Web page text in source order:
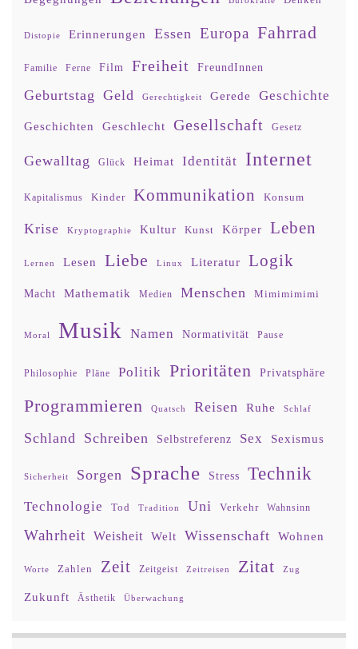
Distopie Erinnerungen Essen Europa Fahrrad
Familie Ferne Film Freiheit FreundInnen
Geburtstag Geld Gerechtigkeit Gerede Geschichte
Geschichten Geschlecht Gesellschaft Gesetz
Gewalltag Glück Heimat Identität Internet
Kapitalismus Kinder Kommunikation Konsum
Krise Kryptographie Kultur Kunst Körper Leben
Lernen Lesen Liebe Linux Literatur Logik
Macht Mathematik Medien Menschen Mimimimimi
Moral Musik Namen Normativität Pause
Philosophie Pläne Politik Prioritäten Privatsphäre
Programmieren Quatsch Reisen Ruhe Schlaf
Schland Schreiben Selbstreferenz Sex Sexismus
Sicherheit Sorgen Sprache Stress Technik
Technologie Tod Tradition Uni Verkehr Wahnsinn
Wahrheit Weisheit Welt Wissenschaft Wohnen
Worte Zahlen Zeit Zeitgeist Zeitreisen Zitat Zug
Zukunft Ästhetik Überwachung